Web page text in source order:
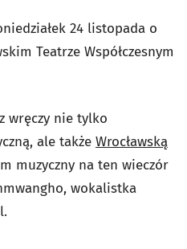
24 listopada o
Teatrze Współczesnym
wręczy nie tylko
ale także Wrocławską
muzyczny na ten wieczór
wokalistka